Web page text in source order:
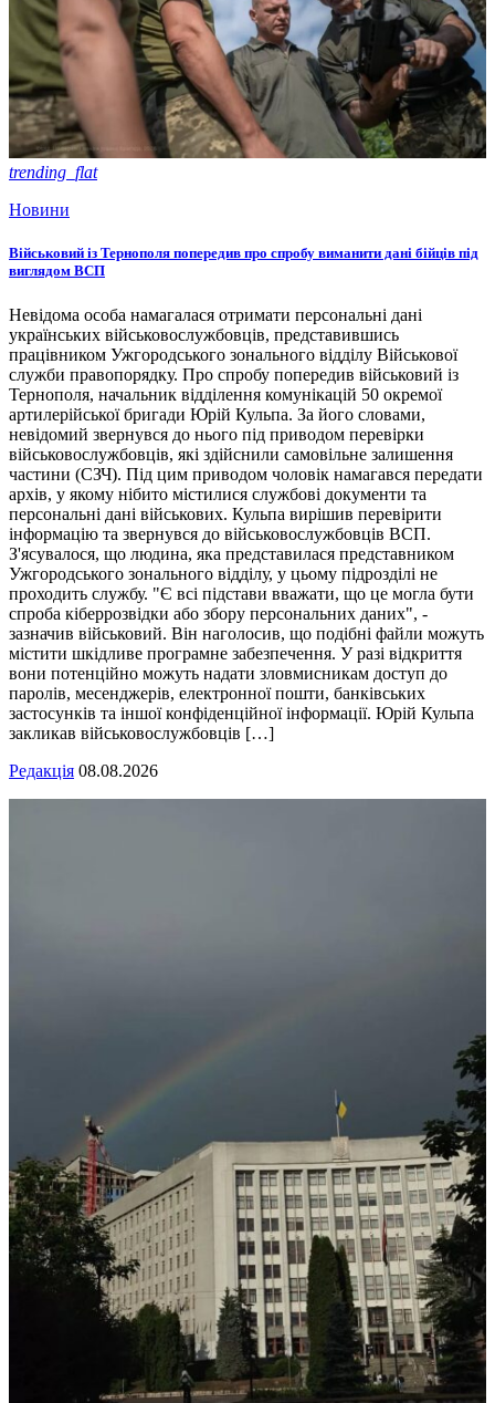
trending_flat
Новини
Військовий із Тернополя попередив про спробу виманити дані бійців під
виглядом ВСП
Невідома особа намагалася отримати персональні дані
українських військовослужбовців, представившись
працівником Ужгородського зонального відділу Військової
служби правопорядку. Про спробу попередив військовий із
Тернополя, начальник відділення комунікацій 50 окремої
артилерійської бригади Юрій Кульпа. За його словами,
невідомий звернувся до нього під приводом перевірки
військовослужбовців, які здійснили самовільне залишення
частини (СЗЧ). Під цим приводом чоловік намагався передати
архів, у якому нібито містилися службові документи та
персональні дані військових. Кульпа вирішив перевірити
інформацію та звернувся до військовослужбовців ВСП.
З'ясувалося, що людина, яка представилася представником
Ужгородського зонального відділу, у цьому підрозділі не
проходить службу. "Є всі підстави вважати, що це могла бути
спроба кіберрозвідки або збору персональних даних", -
зазначив військовий. Він наголосив, що подібні файли можуть
містити шкідливе програмне забезпечення. У разі відкриття
вони потенційно можуть надати зловмисникам доступ до
паролів, месенджерів, електронної пошти, банківських
застосунків та іншої конфіденційної інформації. Юрій Кульпа
закликав військовослужбовців […]
Редакція 08.08.2026